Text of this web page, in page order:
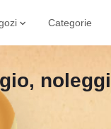
Categorie